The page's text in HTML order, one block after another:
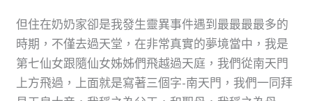
但住在奶奶家卻是我發生靈異事件遇到最最最最多的
時期，不僅去過天堂，在非常真實的夢境當中，我是
第七仙女跟隨仙女姊姊們飛越過天庭，我們從南天門
上方飛過，上面就是寫著三個字-南天門，我們一同拜